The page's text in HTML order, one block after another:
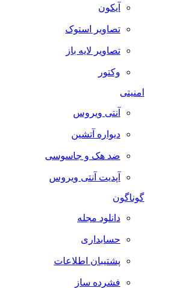
آیکون
تصاویر استوک
تصاویر لایه باز
وکتور
آنتی ویروس
دیواره آتشین
ضد هک و جاسوسی
آپدیت آنتی ویروس
گوناگون
دانلود مجله
حسابداری
پشتیبان اطلاعات
فشرده ساز